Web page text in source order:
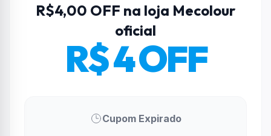
R$4,00 OFF na loja Mecolour
oficial
R$ 4 OFF
Cupom Expirado